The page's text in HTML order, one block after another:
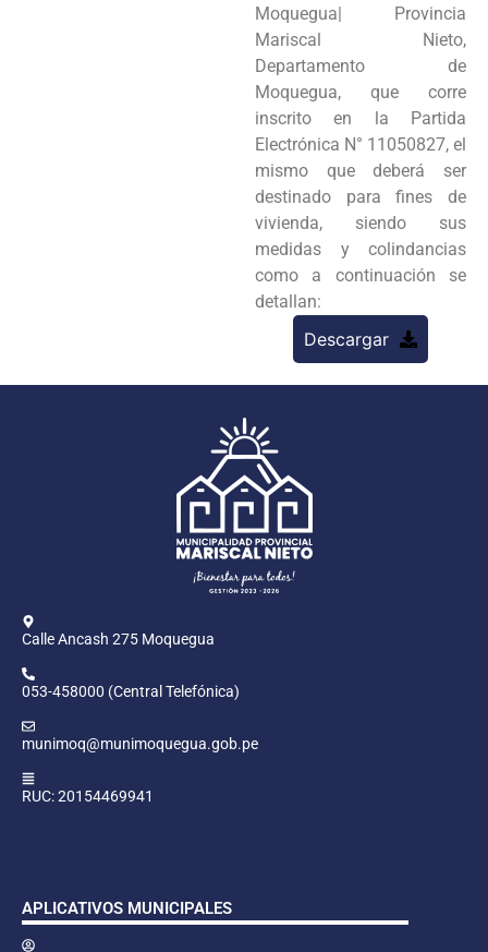
Moquegua| Provincia
Mariscal Nieto,
Departamento de
Moquegua, que corre
inscrito en la Partida
Electrónica N° 11050827, el
mismo que deberá ser
destinado para fines de
vivienda, siendo sus
medidas y colindancias
como a continuación se
detallan:
Descargar
Calle Ancash 275 Moquegua
053-458000 (Central Telefónica)
munimoq@munimoquegua.gob.pe
RUC: 20154469941
APLICATIVOS MUNICIPALES